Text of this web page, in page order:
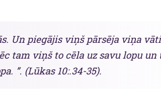
Un piegājis viņš pārsēja viņa
tam viņš to cēla uz savu lopu un
”. (Lūkas 10:.34-35).